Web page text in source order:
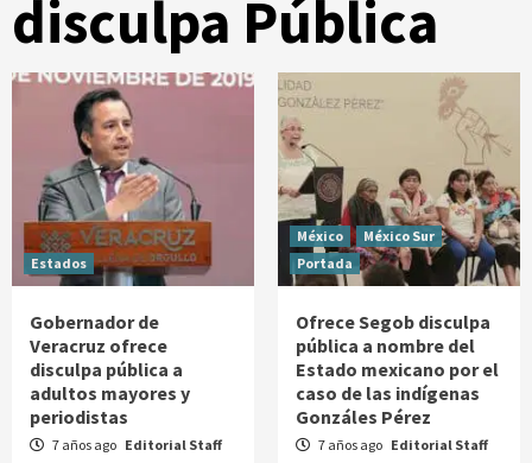
disculpa Pública
Estados
Gobernador de
Veracruz ofrece
disculpa pública a
adultos mayores y
periodistas
7 años ago Editorial Staff
México
México Sur
Portada
Ofrece Segob disculpa
pública a nombre del
Estado mexicano por el
caso de las indígenas
Gonzáles Pérez
7 años ago Editorial Staff